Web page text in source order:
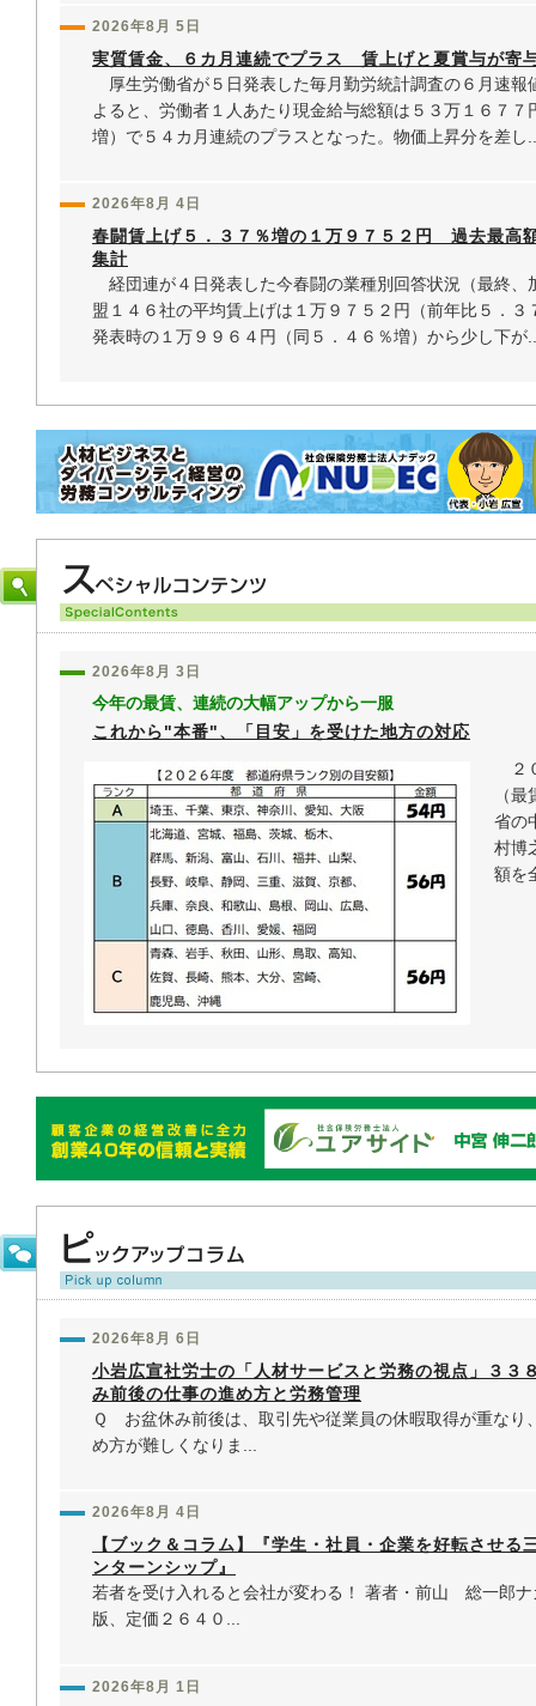
2026年8月 5日
実質賃金、６カ月連続でプラス 賃上げと夏賞与が寄
厚生労働省が５日発表した毎月勤労統計調査の６月速報
よると、労働者１人あたり現金給与総額は５３万１６７７
増）で５４カ月連続のプラスとなった。物価上昇分を差し
2026年8月 4日
春闘賃上げ５．３７％増の１万９７５２円 過去最高
集計
経団連が４日発表した今春闘の業種別回答状況（最終、
盟１４６社の平均賃上げは１万９７５２円（前年比５．３
発表時の１万９９６４円（同５．４６％増）から少し下が
2026年8月 3日
今年の最賃、連続の大幅アップから一服
これから"本番"、「目安」を受けた地方の対応
２
（
省の
村博
額を
2026年8月 6日
小岩広宣社労士の「人材サービスと労務の視点」３３
み前後の仕事の進め方と労務管理
Ｑ お盆休み前後は、取引先や従業員の休暇取得が重なり
め方が難しくなりま...
2026年8月 4日
【ブック＆コラム】『学生・社員・企業を好転させる
ンターンシップ』
若者を受け入れると会社が変わる！ 著者・前山 総一郎ナ
版、定価２６４０...
2026年8月 1日